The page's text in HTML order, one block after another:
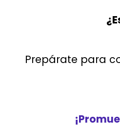
Prepárate para